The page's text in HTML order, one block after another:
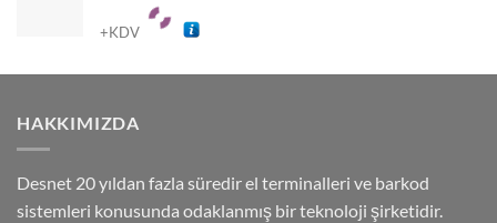
+KDV
HAKKIMIZDA
Desnet 20 yıldan fazla süredir el terminalleri ve barkod
sistemleri konusunda odaklanmış bir teknoloji şirketidir.